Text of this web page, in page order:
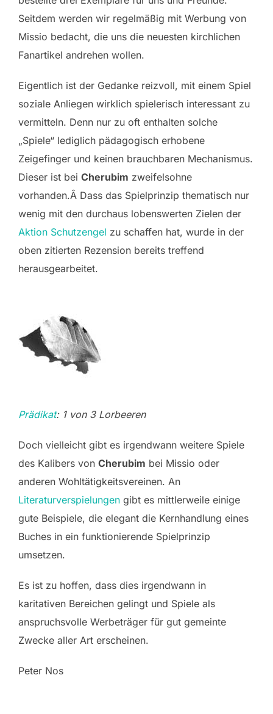
Seitdem werden wir regelmäßig mit Werbung von
Missio bedacht, die uns die neuesten kirchlichen
Fanartikel andrehen wollen.
Eigentlich ist der Gedanke reizvoll, mit einem Spiel
soziale Anliegen wirklich spielerisch interessant zu
vermitteln. Denn nur zu oft enthalten solche
„Spiele“ lediglich pädagogisch erhobene
Zeigefinger und keinen brauchbaren Mechanismus.
Dieser ist bei Cherubim zweifelsohne
vorhanden.Â Dass das Spielprinzip thematisch nur
wenig mit den durchaus lobenswerten Zielen der
Aktion Schutzengel zu schaffen hat, wurde in der
oben zitierten Rezension bereits treffend
herausgearbeitet.
Prädikat: 1 von 3 Lorbeeren
Doch vielleicht gibt es irgendwann weitere Spiele
des Kalibers von Cherubim bei Missio oder
anderen Wohltätigkeitsvereinen. An
Literaturverspielungen gibt es mittlerweile einige
gute Beispiele, die elegant die Kernhandlung eines
Buches in ein funktionierende Spielprinzip
umsetzen.
Es ist zu hoffen, dass dies irgendwann in
karitativen Bereichen gelingt und Spiele als
anspruchsvolle Werbeträger für gut gemeinte
Zwecke aller Art erscheinen.
Peter Nos